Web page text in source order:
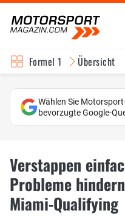
Formel 1 Übersicht
Wählen Sie
bevorzugte Google-
Verstappen
Probleme
Miami-Qualifying